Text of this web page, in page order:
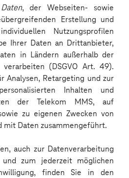
Daten, der Webseiten- sowie
Erstellung und
Nutzungsprofilen
Ihrer Daten an Drittanbieter,
in Ländern außerhalb der
verarbeiten (DSGVO Art. 49).
Analysen, Retargeting und zur
Inhalten und
der Telekom MMS, auf
zu eigenen Zwecken von
mit Daten zusammengeführt.
auch zur Datenverarbeitung
zum jederzeit möglichen
finden Sie in den
unsere
eine Auswahl: